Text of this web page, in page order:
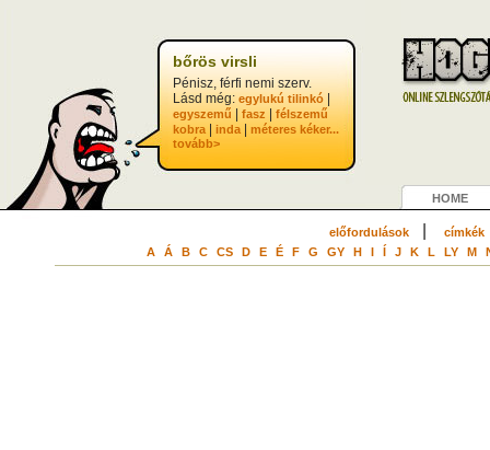
bőrös virsli
Pénisz, férfi nemi szerv.
Lásd még: egylukú tilinkó
egyszemű fasz
félszemű
kobra| inda| méteres kéker...
tovább>
HOME
előfordulások| címkék
A Á B C CS D E É F G GY H I Í J K L LY M